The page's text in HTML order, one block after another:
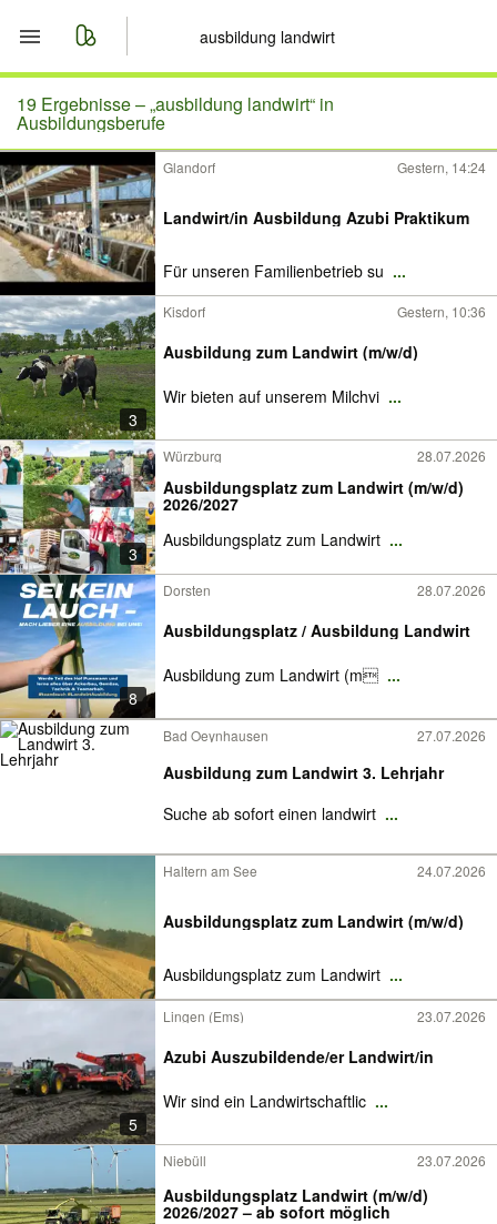
Start
Merkliste
Nachrichten
Anzeige aufgeben
19 Ergebnisse –„ausbildung landwirt“ in
Ausbildungsberufe
Glandorf Gestern, 14:24
Landwirt/in Ausbildung Azubi Praktikum
Für unseren Familienbetrieb su ...
3
Kisdorf Gestern, 10:36
Ausbildung zum Landwirt (m/w/d)
Wir bieten auf unserem Milchvi ...
3
Würzburg 28.07.2026
Ausbildungsplatz zum Landwirt (m/w/d)
2026/2027
Ausbildungsplatz zum Landwirt ...
8
Dorsten 28.07.2026
Ausbildungsplatz / Ausbildung Landwirt
Ausbildung zum Landwirt (m ...
Bad Oeynhausen 27.07.2026
Ausbildung zum Landwirt 3. Lehrjahr
Suche ab sofort einen landwirt ...
Haltern am See 24.07.2026
Ausbildungsplatz zum Landwirt (m/w/d)
Ausbildungsplatz zum Landwirt ...
5
Lingen (Ems) 23.07.2026
Azubi Auszubildende/er Landwirt/in
Wir sind ein Landwirtschaftlic ...
Niebüll 23.07.2026
Ausbildungsplatz Landwirt (m/w/d)
2026/2027 – ab sofort möglich